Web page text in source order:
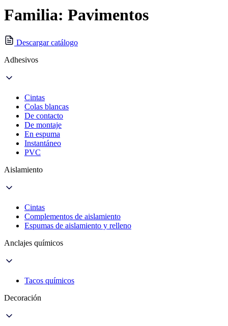
Familia: Pavimentos
Descargar catálogo
Adhesivos
Cintas
Colas blancas
De contacto
De montaje
En espuma
Instantáneo
PVC
Aislamiento
Cintas
Complementos de aislamiento
Espumas de aislamiento y relleno
Anclajes químicos
Tacos químicos
Decoración